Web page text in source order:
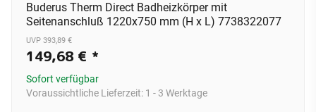
Buderus Therm Direct Badheizkörper mit
Seitenanschluß 1220x750 mm (H x L) 7738322077
UVP 393,89 €
149,68 € *
Sofort verfügbar
Voraussichtliche Lieferzeit: 1 - 3 Werktage